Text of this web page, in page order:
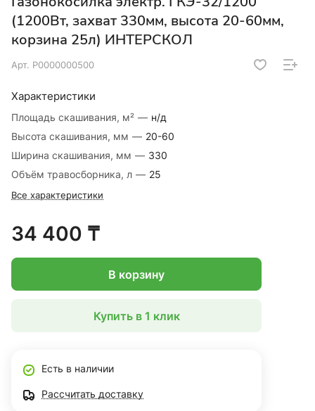
(1200Вт, захват 330мм, высота 20-60мм,
корзина 25л) ИНТЕРСКОЛ
Арт. Р0000000500
Характеристики
Площадь скашивания, м² — н/д
Высота скашивания, мм — 20-60
Ширина скашивания, мм — 330
Объём травосборника, л — 25
Все характеристики
34 400 ₸
В корзину
Купить в 1 клик
Есть в наличии
Рассчитать доставку